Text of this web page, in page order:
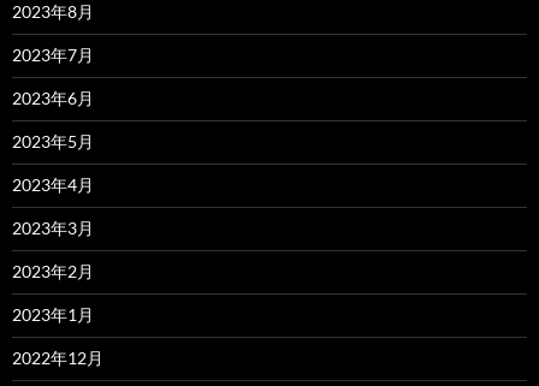
2023年8月
2023年7月
2023年6月
2023年5月
2023年4月
2023年3月
2023年2月
2023年1月
2022年12月